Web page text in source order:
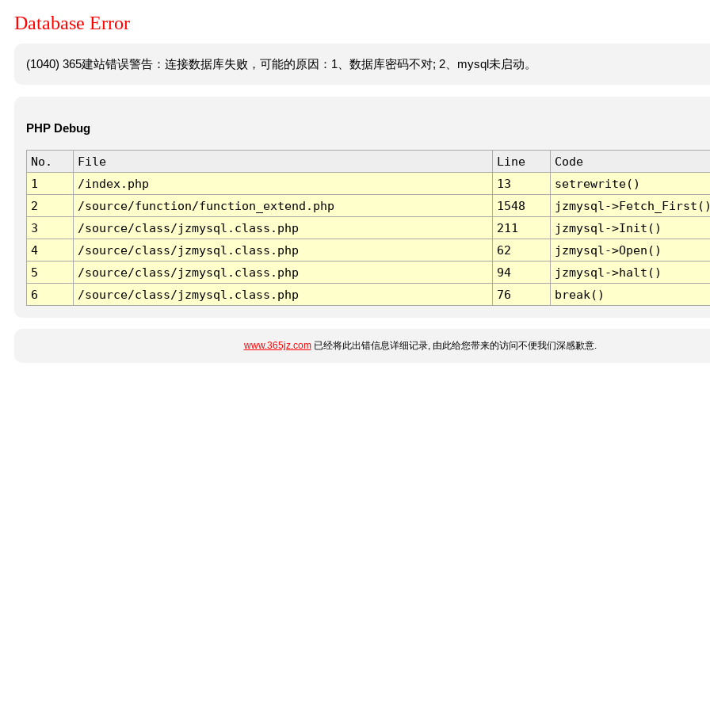
Database Error
(1040) 365建站错误警告：连接数据库失败，可能的原因：1、数据库密码不对; 2、mysql未启动。
PHP Debug
No. File Line
Code
1
/index.php 13
setrewrite()
2
/source/function/function_extend.php 1548
jzmysql-
3
/source/class/jzmysql.class.php 211
jzmysql->Init()
4
/source/class/jzmysql.class.php 62
jzmysql->Open()
5
/source/class/jzmysql.class.php 94
jzmysql->halt()
6
/source/class/jzmysql.class.php 76 break()
www.365jz.com已经将此出错信息详细记录, 由此给您带来的访问不便我们深感歉意.